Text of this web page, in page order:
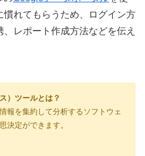
慣れてもらうため、ログイン方
レポート作成方法などを伝え
）ツールとは？
報を集約して分析するソフトウェ
決定ができます。